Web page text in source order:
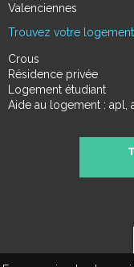
Valenciennes
Trouvez votre
Crous
Résidence privée
Logement étudiant
Aide au logement : apl,